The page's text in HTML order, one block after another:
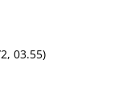
03.55)